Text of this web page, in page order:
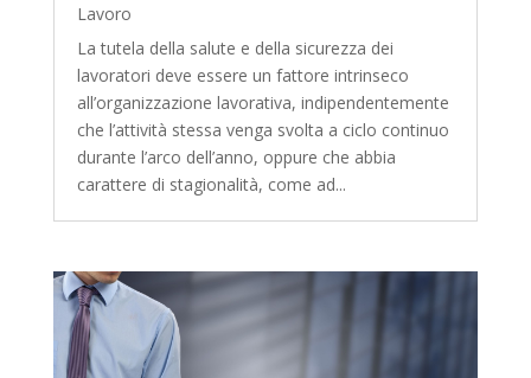
Lavoro
La tutela della salute e della sicurezza dei
lavoratori deve essere un fattore intrinseco
all’organizzazione lavorativa, indipendentemente
che l’attività stessa venga svolta a ciclo continuo
durante l’arco dell’anno, oppure che abbia
carattere di stagionalità, come ad...